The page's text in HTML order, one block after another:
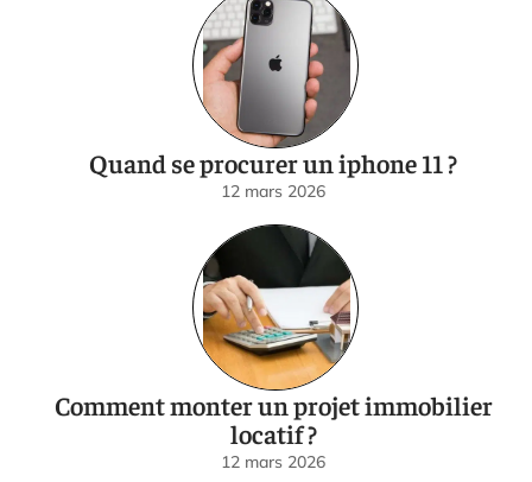
Quand se procurer un iphone 11 ?
12 mars 2026
Comment monter un projet immobilier
locatif ?
12 mars 2026